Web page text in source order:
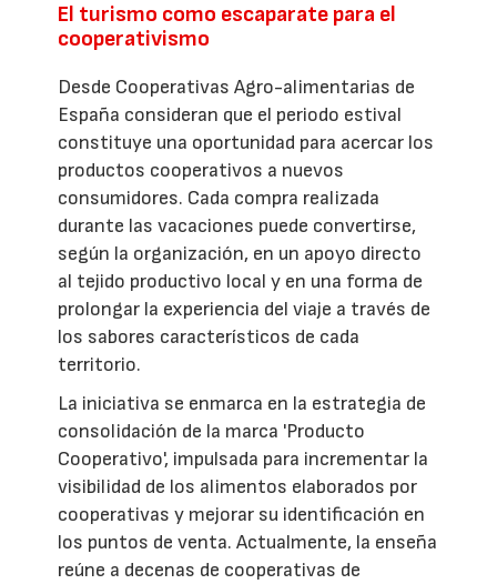
El turismo como escaparate para el
cooperativismo
Desde Cooperativas Agro-alimentarias de
España consideran que el periodo estival
constituye una oportunidad para acercar los
productos cooperativos a nuevos
consumidores. Cada compra realizada
durante las vacaciones puede convertirse,
según la organización, en un apoyo directo
al tejido productivo local y en una forma de
prolongar la experiencia del viaje a través de
los sabores característicos de cada
territorio.
La iniciativa se enmarca en la estrategia de
consolidación de la marca 'Producto
Cooperativo', impulsada para incrementar la
visibilidad de los alimentos elaborados por
cooperativas y mejorar su identificación en
los puntos de venta. Actualmente, la enseña
reúne a decenas de cooperativas de